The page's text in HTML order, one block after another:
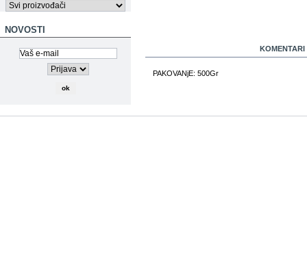
NOVOSTI
KOMENTARI
PAKOVANjE: 500Gr